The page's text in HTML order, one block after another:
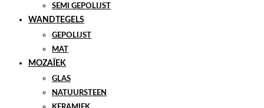
SEMI GEPOLIJST
WANDTEGELS
GEPOLIJST
MAT
MOZAÏEK
GLAS
NATUURSTEEN